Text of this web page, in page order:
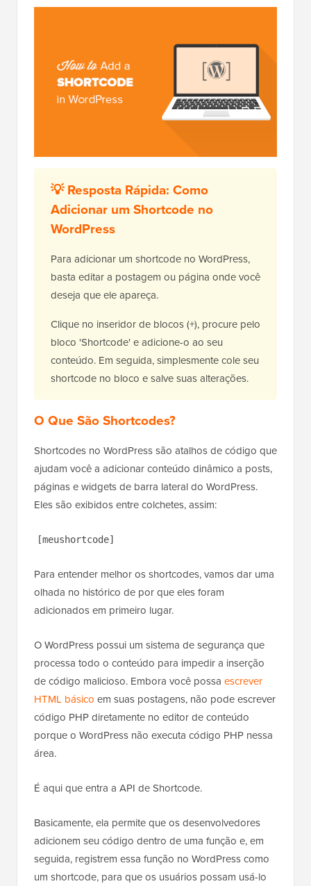
💡 Resposta Rápida: Como
Adicionar um Shortcode no
WordPress
Para adicionar um shortcode no WordPress,
basta editar a postagem ou página onde você
deseja que ele apareça.
Clique no inseridor de blocos (+), procure pelo
bloco 'Shortcode' e adicione-o ao seu
conteúdo. Em seguida, simplesmente cole seu
shortcode no bloco e salve suas alterações.
O Que São Shortcodes?
Shortcodes no WordPress são atalhos de código que
ajudam você a adicionar conteúdo dinâmico a posts,
páginas e widgets de barra lateral do WordPress.
Eles são exibidos entre colchetes, assim:
[meushortcode]
Para entender melhor os shortcodes, vamos dar uma
olhada no histórico de por que eles foram
adicionados em primeiro lugar.
O WordPress possui um sistema de segurança que
processa todo o conteúdo para impedir a inserção
de código malicioso. Embora você possa escrever
HTML básico em suas postagens, não pode escrever
código PHP diretamente no editor de conteúdo
porque o WordPress não executa código PHP nessa
área.
É aqui que entra a API de Shortcode.
Basicamente, ela permite que os desenvolvedores
adicionem seu código dentro de uma função e, em
seguida, registrem essa função no WordPress como
um shortcode, para que os usuários possam usá-lo